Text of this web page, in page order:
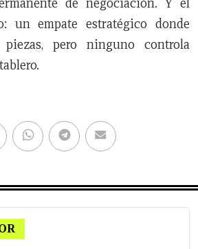
un empate estratégico donde
pero ninguno controla